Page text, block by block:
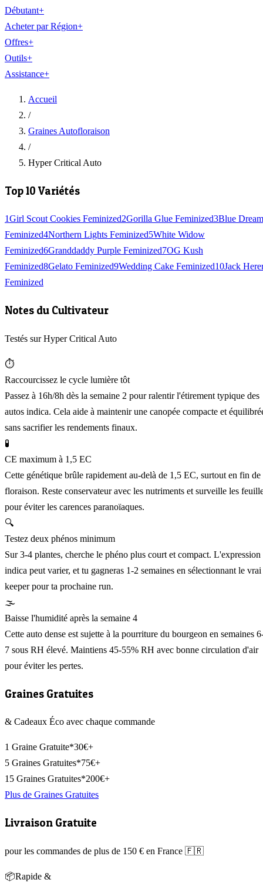
Débutant+
Acheter par Région+
Offres+
Outils+
Assistance+
Accueil
/
Graines Autofloraison
/
Hyper Critical Auto
Top 10 Variétés
1Girl Scout Cookies Feminized2Gorilla Glue Feminized3Blue Dream
Feminized4Northern Lights Feminized5White Widow
Feminized6Granddaddy Purple Feminized7OG Kush
Feminized8Gelato Feminized9Wedding Cake Feminized10Jack
Feminized
Notes du Cultivateur
Testés sur Hyper Critical Auto
⏱️
Raccourcissez le cycle lumière tôt
Passez à 16h/8h dès la semaine 2 pour ralentir l'étirement typique des
autos indica. Cela aide à maintenir une canopée compacte et
sans sacrifier les rendements finaux.
🧪
CE maximum à 1,5 EC
Cette génétique brûle rapidement au-delà de 1,5 EC, surtout en fin de
floraison. Reste conservateur avec les nutriments et surveille les
pour éviter les carences paranoïaques.
🔍
Testez deux phénos minimum
Sur 3-4 plantes, cherche le phéno plus court et compact. L'expression
indica peut varier, et tu gagneras 1-2 semaines en sélectionnant le vrai
keeper pour ta prochaine run.
🌫️
Baisse l'humidité après la semaine 4
Cette auto dense est sujette à la pourriture du bourgeon en semaines
7 sous RH élevé. Maintiens 45-55% RH avec bonne circulation d'air
pour éviter les pertes.
Graines Gratuites
& Cadeaux Éco avec chaque commande
1 Graine Gratuite*30€+
5 Graines Gratuites*75€+
15 Graines Gratuites*200€+
Plus de Graines Gratuites
Livraison Gratuite
pour les commandes de plus de 150 € en France 🇫🇷
📦Rapide &